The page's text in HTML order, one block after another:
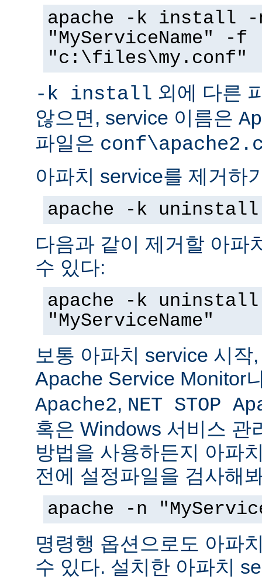
apache -k install -
"MyServiceName" -f
"c:\files\my.conf"
-k install 외에 다른
않으면, service 이름은
파일은
아파치 service를 제거하
apache -k uninstall
다음과 같이 제거할 아파
수 있다:
apache -k
"MyServiceName"
보통 아파치 service 시작
Apache Service Monitor
Apache2, NET STOP
혹은 Windows 서비스 관
방법을 사용하든지 아파
전에 설정파일을 검사해
apache -n
명령행 옵션으로도 아파
수 있다. 설치한 아파치